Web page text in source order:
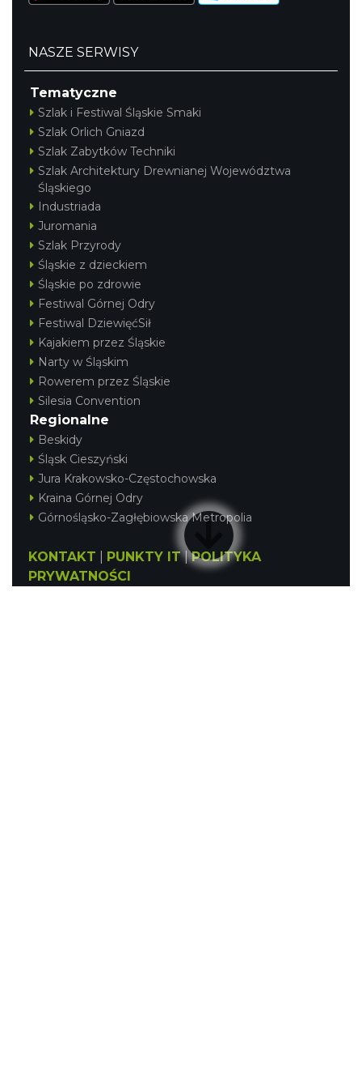
NASZE SERWISY
Tematyczne
Szlak i Festiwal Śląskie Smaki
Szlak Orlich Gniazd
Szlak Zabytków Techniki
Szlak Architektury Drewnianej Województwa
Śląskiego
Industriada
Juromania
Szlak Przyrody
Śląskie z dzieckiem
Śląskie po zdrowie
Festiwal Górnej Odry
Festiwal DziewięćSił
Kajakiem przez Śląskie
Narty w Śląskim
Rowerem przez Śląskie
Silesia Convention
Regionalne
Beskidy
Śląsk Cieszyński
Jura Krakowsko-Częstochowska
Kraina Górnej Odry
Górnośląsko-Zagłębiowska Metropolia
KONTAKT PUNKTY IT|POLITYKA
PRYWATNOŚCI